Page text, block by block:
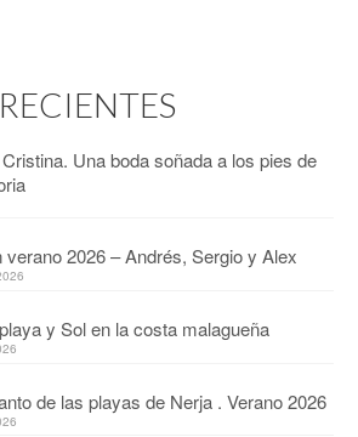
Una boda soñada a los pies de
verano 2026 – Andrés, Sergio y Alex
y Sol en la costa malagueña
de las playas de Nerja . Verano 2026